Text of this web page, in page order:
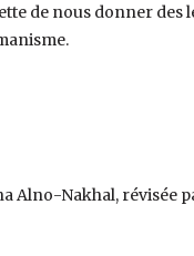
de nous donner des
Alno-Nakhal, révisée